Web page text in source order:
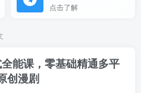
点击了解
能课，零基础精通多平
创漫剧